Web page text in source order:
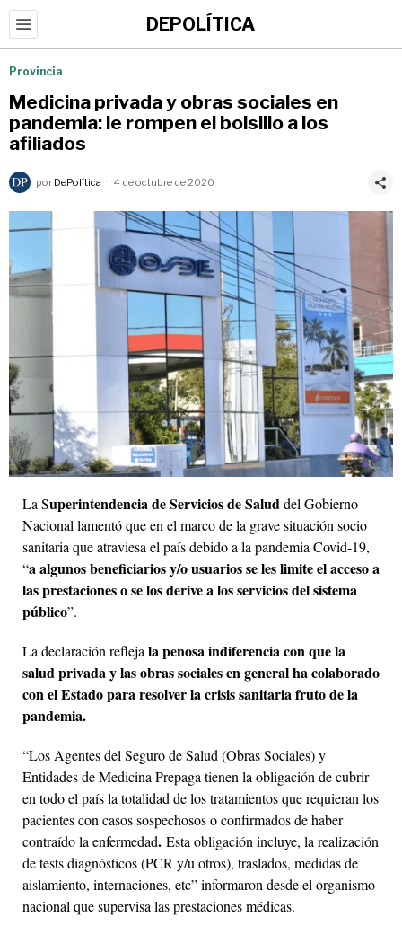
DEPOLÍTICA
Provincia
Medicina privada y obras sociales en
pandemia: le rompen el bolsillo a los
afiliados
por DePolítica 4 de octubre de 2020
La Superintendencia de Servicios de Salud del Gobierno
Nacional lamentó que en el marco de la grave situación socio
sanitaria que atraviesa el país debido a la pandemia Covid-19,
“a algunos beneficiarios y/o usuarios se les limite el acceso a
las prestaciones o se los derive a los servicios del sistema
público”.
La declaración refleja la penosa indiferencia con que la
salud privada y las obras sociales en general ha colaborado
con el Estado para resolver la crisis sanitaria fruto de la
pandemia.
“Los Agentes del Seguro de Salud (Obras Sociales) y
Entidades de Medicina Prepaga tienen la obligación de cubrir
en todo el país la totalidad de los tratamientos que requieran los
pacientes con casos sospechosos o confirmados de haber
contraído la enfermedad. Esta obligación incluye, la realización
de tests diagnósticos (PCR y/u otros), traslados, medidas de
aislamiento, internaciones, etc” informaron desde el organismo
nacional que supervisa las prestaciones médicas.